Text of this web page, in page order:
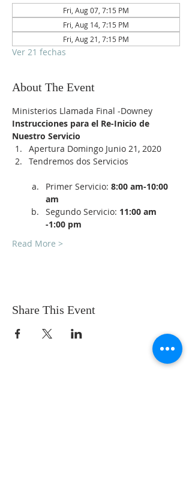
Fri, Aug 07, 7:15 PM
Fri, Aug 14, 7:15 PM
Fri, Aug 21, 7:15 PM
Ver 21 fechas
About The Event
Ministerios Llamada Final -Downey
Instrucciones para el Re-Inicio de
Nuestro Servicio
Apertura Domingo Junio 21, 2020
Tendremos dos Servicios
Primer Servicio: 8:00 am-10:00
am
Segundo Servicio: 11:00 am
-1:00 pm
Read More >
Share This Event